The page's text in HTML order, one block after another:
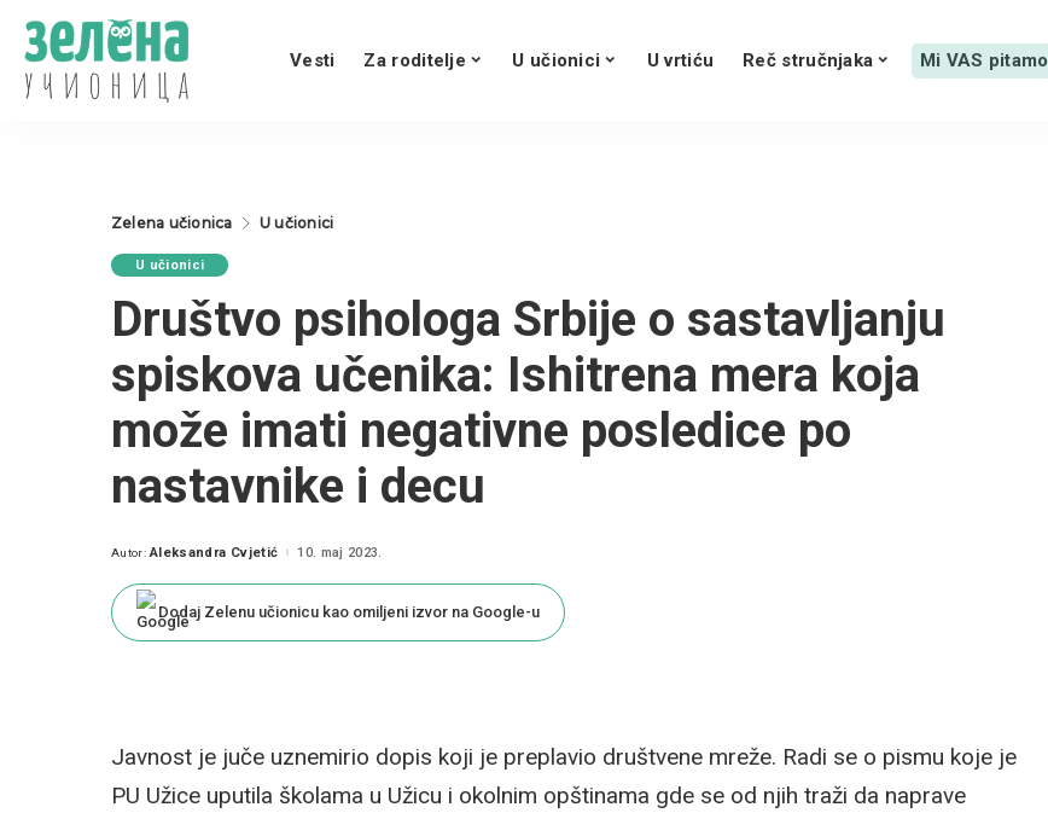
Vesti Za roditelje U učionici U vrtiću Reč stručnjaka Mi VAS pitamo
Zelena učionica U učionici
U učionici
Društvo psihologa Srbije o sastavljanju
spiskova učenika: Ishitrena mera koja
može imati negativne posledice po
nastavnike i decu
Posted
Autor: Aleksandra Cvjetić 10. maj 2023.
Dodaj Zelenu učionicu kao omiljeni izvor na Google-u
Javnost je juče uznemirio dopis koji je preplavio društvene mreže. Radi se o pismu koje je
PU Užice uputila školama u Užicu i okolnim opštinama gde se od njih traži da naprave